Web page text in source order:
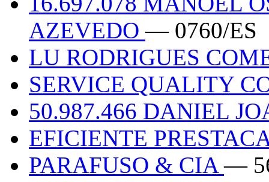
AZEVEDO— 0760/ES
LU RODRIGUES
SERVICE QUALITY
50.987.466 DANIEL
EFICIENTE
PARAFUSO & CIA—